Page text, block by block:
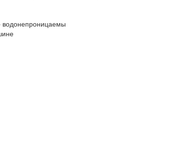
водонепроницаемы